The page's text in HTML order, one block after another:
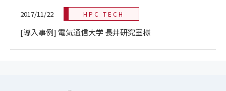
2017/11/22 HPC TECH
[導入事例] 電気通信大学 長井研究室様